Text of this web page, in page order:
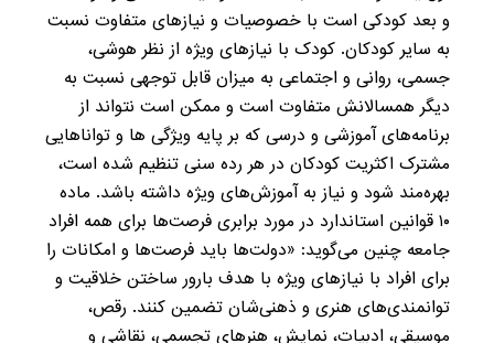
و بعد کودکی است با خصوصیات و نیازهای متفاوت نسبت
به سایر کودکان. کودک با نیازهای ویژه از نظر هوشی،
جسمی، روانی و اجتماعی به میزان قابل توجهی نسبت به
دیگر همسالانش متفاوت است و ممکن است نتواند از
برنامه‌های آموزشی و درسی که بر پایه ویژگی ها و تواناهایی
مشترک اکثریت کودکان در هر رده سنی تنظیم شده است،
بهره‌مند شود و نیاز به آموزش‌های ویژه داشته باشد. ماده
۱۰ قوانین استاندارد در مورد برابری فرصت‌ها برای همه افراد
جامعه چنین می‌گوید: «دولت‌ها باید فرصت‌ها و امکانات را
برای افراد با نیازهای ویژه با هدف بارور ساختن خلاقیت و
توانمندی‌های هنری و ذهنی‌شان تضمین کنند. رقص،
موسیقی، ادبیات، نمایش، هنرهای تجسمی، نقاشی و